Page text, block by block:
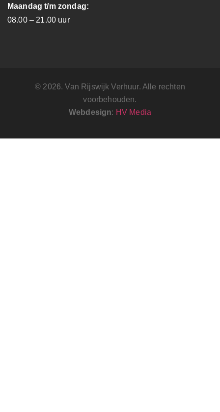
Maandag t/m zondag:
08.00 – 21.00 uur
© 2026. Van Rijswijk Verhuur. Alle rechten
voorbehouden.
Webdesign: HV Media